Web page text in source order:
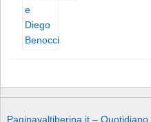
Paginavaltiberina.it –